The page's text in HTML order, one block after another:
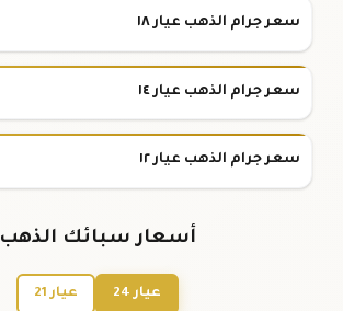
سعر جرام الذهب عيار ١٨
سعر جرام الذهب عيار ١٤
سعر جرام الذهب عيار ١٢
أسعار سبائك الذهب
عيار 24 عيار 21